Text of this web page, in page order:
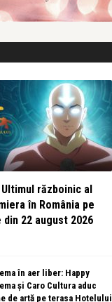
războinic al
în România pe
din 22 august 2026
în aer liber: Happy
și Caro Cultura aduc
de artă pe terasa Hotelului